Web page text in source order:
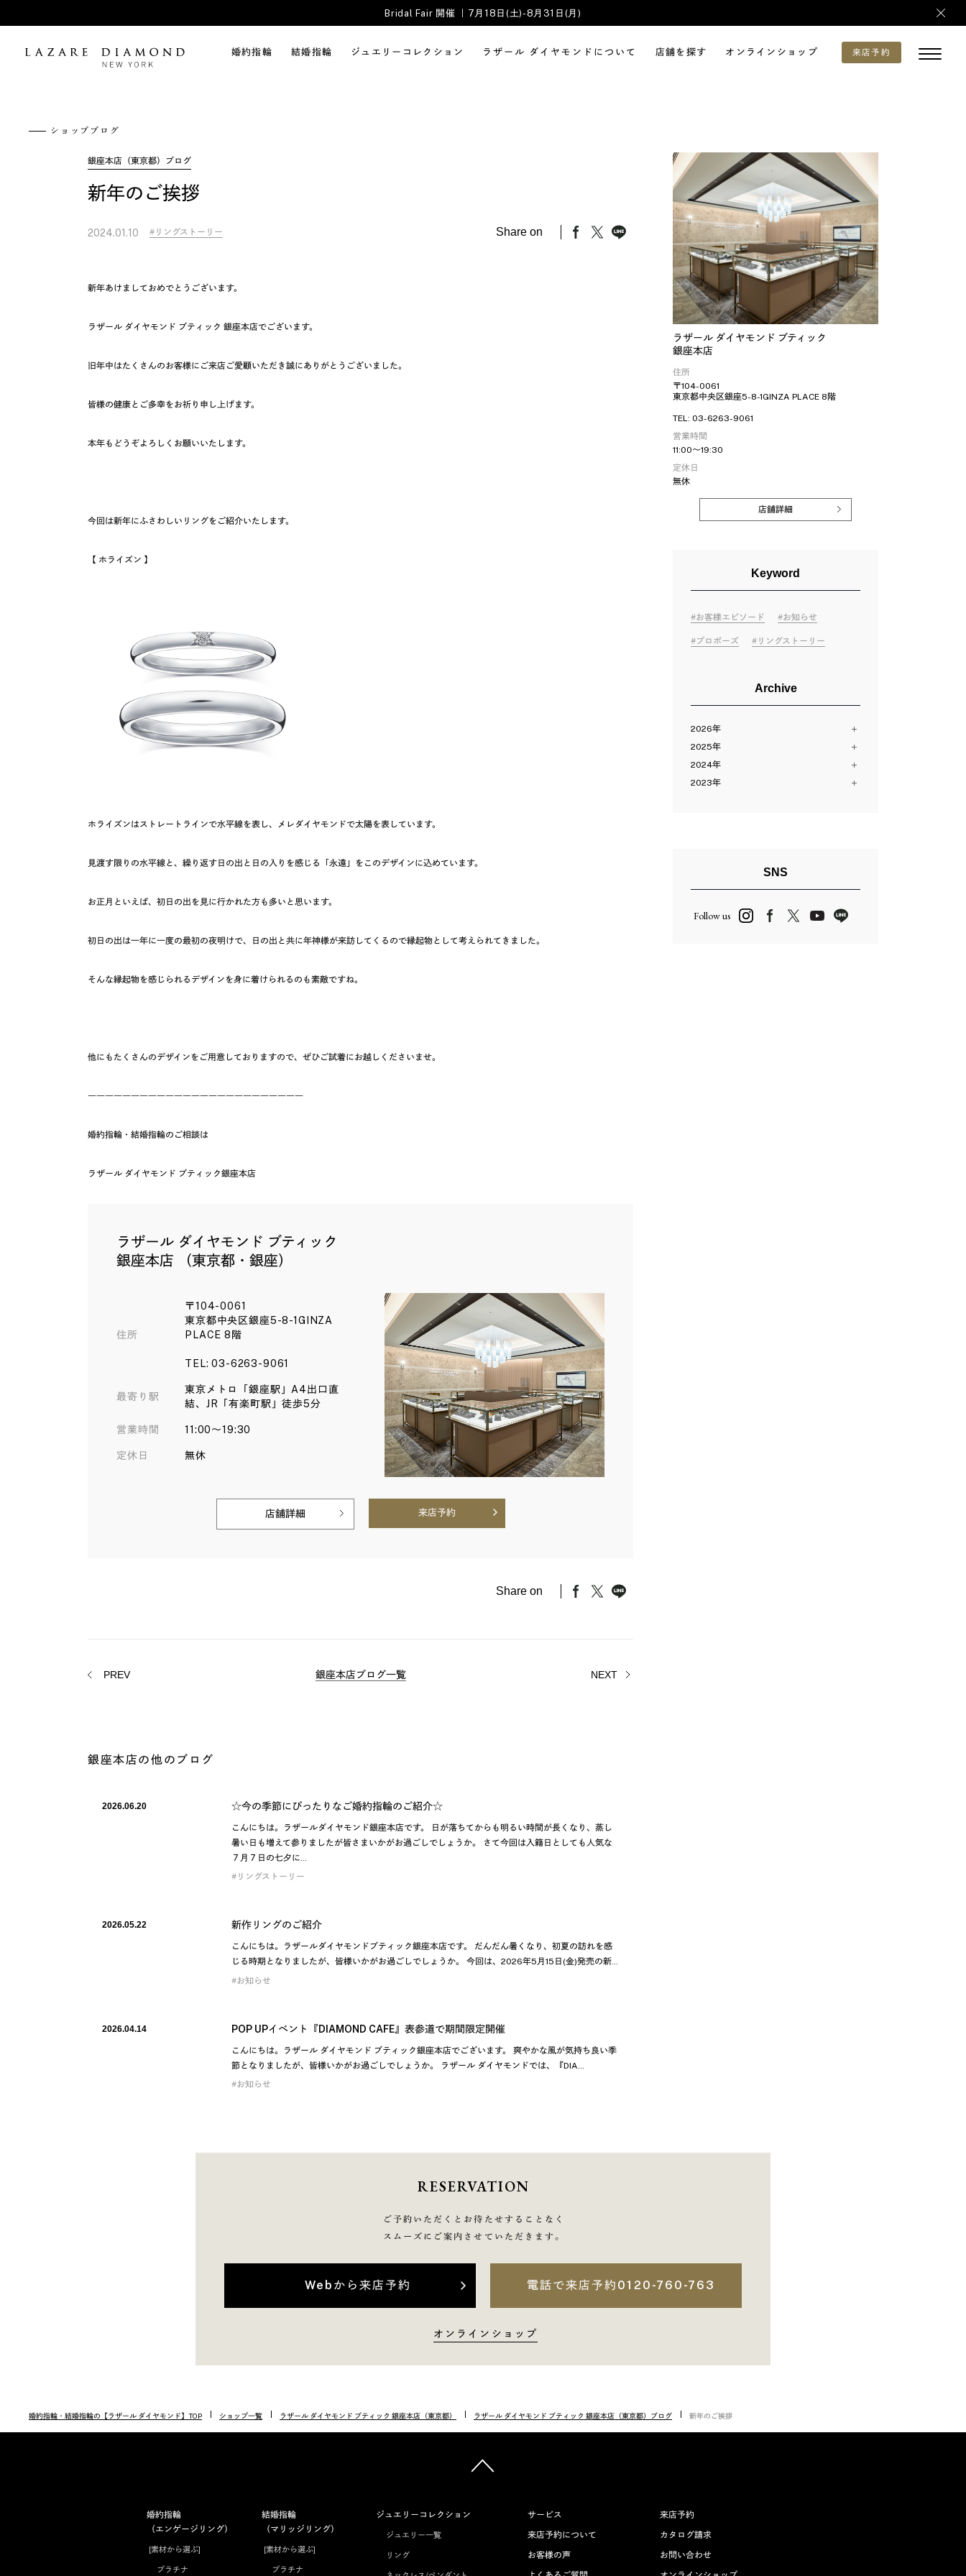
Bridal Fair 開催 ｜7月18日(土)-8月31日(月)
婚約指輪 結婚指輪 ジュエリーコレクション ラザール ダイヤモンドについて 店舗を探す オンラインショップ 来店予約
ショップブログ
銀座本店（東京都）ブログ
新年のご挨拶
2024.01.10 リングストーリー Share on
新年あけましておめでとうございます。
ラザール ダイヤモンド ブティック 銀座本店でございます。
旧年中はたくさんのお客様にご来店ご愛顧いただき誠にありがとうございました。
皆様の健康とご多幸をお祈り申し上げます。
本年もどうぞよろしくお願いいたします。
今回は新年にふさわしいリングをご紹介いたします。
【 ホライズン 】
ホライズンはストレートラインで水平線を表し、メレダイヤモンドで太陽を表しています。
見渡す限りの水平線と、繰り返す日の出と日の入りを感じる「永遠」をこのデザインに込めています。
お正月といえば、初日の出を見に行かれた方も多いと思います。
初日の出は一年に一度の最初の夜明けで、日の出と共に年神様が来訪してくるので縁起物として考えられてきました。
そんな縁起物を感じられるデザインを身に着けられるのも素敵ですね。
他にもたくさんのデザインをご用意しておりますので、ぜひご試着にお越しくださいませ。
―――――――――――――――――――――――――
婚約指輪・結婚指輪のご相談は
ラザール ダイヤモンド ブティック銀座本店
ラザール ダイヤモンド ブティック
銀座本店 （東京都・銀座）
住所
〒104-0061
東京都中央区銀座5-8-1GINZA
PLACE 8階
TEL: 03-6263-9061
最寄り駅
東京メトロ「銀座駅」A4出口直
結、JR「有楽町駅」徒歩5分
営業時間 11:00～19:30
定休日 無休
店舗詳細 来店予約
Share on
PREV 銀座本店ブログ一覧 NEXT
銀座本店の他のブログ
2026.06.20 ☆今の季節にぴったりなご婚約指輪のご紹介☆
こんにちは。ラザールダイヤモンド銀座本店です。 日が落ちてからも明るい時間が長くなり、蒸し
暑い日も増えて参りましたが皆さまいかがお過ごしでしょうか。 さて今回は入籍日としても人気な
７月７日の七夕に…
リングストーリー
2026.05.22 新作リングのご紹介
こんにちは。ラザールダイヤモンドブティック銀座本店です。 だんだん暑くなり、初夏の訪れを感
じる時期となりましたが、皆様いかがお過ごしでしょうか。 今回は、2026年5月15日(金)発売の新…
お知らせ
2026.04.14 POP UPイベント『DIAMOND CAFE』表参道で期間限定開催
こんにちは。ラザール ダイヤモンド ブティック銀座本店でございます。 爽やかな風が気持ち良い季
節となりましたが、皆様いかがお過ごしでしょうか。 ラザール ダイヤモンドでは、『DIA…
お知らせ
ラザール ダイヤモンド ブティック
銀座本店
住所
〒104-0061
東京都中央区銀座5-8-1GINZA PLACE 8階
TEL: 03-6263-9061
営業時間
11:00～19:30
定休日
無休
店舗詳細
Keyword
お客様エピソード お知らせ
プロポーズ リングストーリー
Archive
2026年
8月（2）
7月（10）
6月（11）
2025年
12月（13）
11月（12）
2月（13）
2024年
12月（13）
6月（3）
4月（2）
2023年
6月（14）
4月（16）
SNS
Follow us
RESERVATION
ご予約いただくとお待たせすることなく
スムーズにご案内させていただきます。
Webから来店予約 電話で来店予約 0120-760-763
オンラインショップ
婚約指輪・結婚指輪の【ラザール ダイヤモンド】TOP ショップ一覧 ラザール ダイヤモンド ブティック 銀座本店（東京都） ラザール ダイヤモンド ブティック 銀座本店（東京都）ブログ 新年のご挨拶
婚約指輪
（エンゲージリング）
[素材から選ぶ]
プラチナ
結婚指輪
（マリッジリング）
[素材から選ぶ]
プラチナ
ジュエリーコレクション
ジュエリー一覧
リング
サービス
来店予約について
お客様の声
来店予約
カタログ請求
お問い合わせ